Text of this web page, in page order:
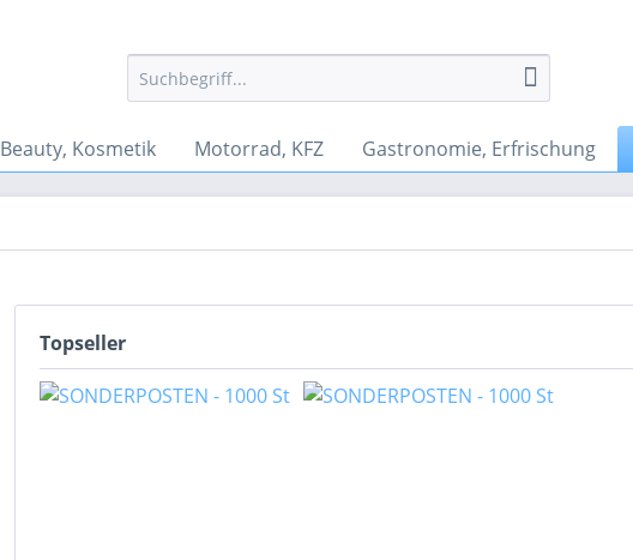
Beauty, Kosmetik Motorrad, KFZ Gastronomie, Erfrischung
Topseller